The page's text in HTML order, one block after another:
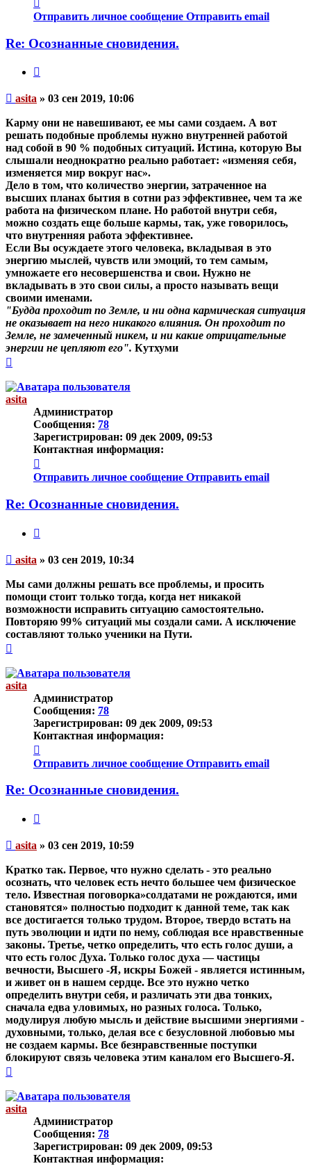
информация
пользователя
Отправить личное сообщение Отправить email
Re: Осознанные сновидения.
Непрочитанное
asita » 03 сен 2019, 10:06
Карму они не навешивают, ее мы сами создаем. А вот
решать подобные проблемы нужно внутренней работой
над собой в 90 % подобных ситуаций. Истина, которую Вы
слышали неоднократно реально работает: «изменяя себя,
изменяется мир вокруг нас».
Дело в том, что количество энергии, затраченное на
высших планах бытия в сотни раз эффективнее, чем та же
работа на физическом плане. Но работой внутри себя,
можно создать еще больше кармы, так, уже говорилось,
что внутренняя работа эффективнее.
Если Вы осуждаете этого человека, вкладывая в это
энергию мыслей, чувств или эмоций, то тем самым,
умножаете его несовершенства и свои. Нужно не
вкладывать в это свои силы, а просто называть вещи
своими именами.
"Будда проходит по Земле, и ни одна кармическая ситуация
не оказывает на него никакого влияния. Он проходит по
Земле, не замеченный никем, и ни какие отрицательные
энергии не цепляют его". Кутхуми
началу
asita
Администратор
Сообщения: 78
Зарегистрирован: 09 дек 2009, 09:53
Контактная информация:
информация
пользователя
Отправить личное сообщение Отправить email
Re: Осознанные сновидения.
Непрочитанное
asita » 03 сен 2019, 10:34
Мы сами должны решать все проблемы, и просить
помощи стоит только тогда, когда нет никакой
возможности исправить ситуацию самостоятельно.
Повторяю 99% ситуаций мы создали сами. А исключение
составляют только ученики на Пути.
началу
asita
Администратор
Сообщения: 78
Зарегистрирован: 09 дек 2009, 09:53
Контактная информация:
информация
пользователя
Отправить личное сообщение Отправить email
Re: Осознанные сновидения.
Непрочитанное
asita » 03 сен 2019, 10:59
Кратко так. Первое, что нужно сделать - это реально
осознать, что человек есть нечто большее чем физическое
тело. Известная поговорка»солдатами не рождаются, ими
становятся» полностью подходит к данной теме, так как
все достигается только трудом. Второе, твердо встать на
путь эволюции и идти по нему, соблюдая все нравственные
законы. Третье, четко определить, что есть голос души, а
что есть голос Духа. Только голос духа — частицы
вечности, Высшего -Я, искры Божей - является истинным,
и живет он в нашем сердце. Все это нужно четко
определить внутри себя, и различать эти два тонких,
сначала едва уловимых, но разных голоса. Только,
модулируя любую мысль и действие высшими энергиями -
духовными, только, делая все с безусловной любовью мы
не создаем кармы. Все безнравственные поступки
блокируют связь человека этим каналом его Высшего-Я.
началу
asita
Администратор
Сообщения: 78
Зарегистрирован: 09 дек 2009, 09:53
Контактная информация: